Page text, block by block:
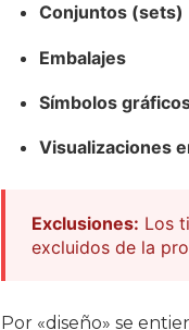
Conjuntos (sets)
Embalajes
Símbolos
Visualizaciones
Exclusiones: Los
excluidos de la
Por «diseño» se